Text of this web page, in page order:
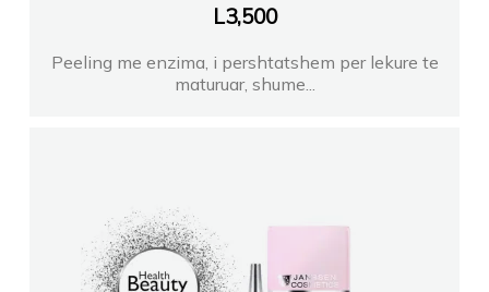
L3,500
Peeling me enzima, i pershtatshem per lekure te
maturuar, shume...